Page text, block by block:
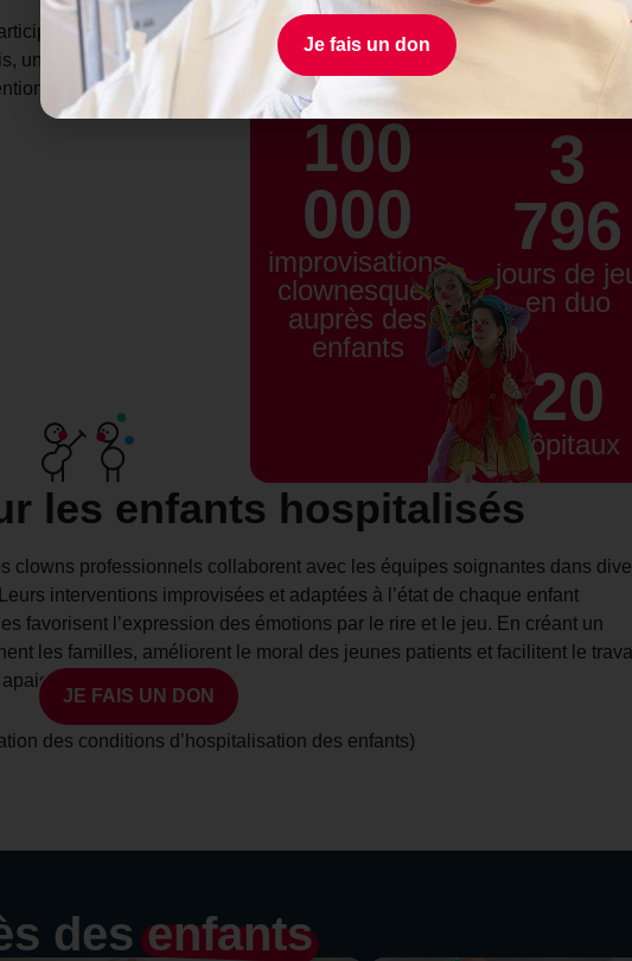
au combat contre la souffrance et l’anxiété, avec leurs armes à eux
une berceuse, un tour de magie ou une pluie de bulles de savon peuvent
sur autre chose.
100
000
improvisations
clownesques
auprès des
enfants
3
796
jours de
en duo
20
hôpitaux
les enfants hospitalisés
clowns professionnels collaborent avec les équipes soignantes dans
interventions improvisées et adaptées à l’état de chaque enfant
favorisent l’expression des émotions par le rire et le jeu. En créant un
les familles, améliorent le moral des jeunes patients et facilitent le
JE FAIS UN DON
des conditions d’hospitalisation des enfants)
desenfants
Je fais un don